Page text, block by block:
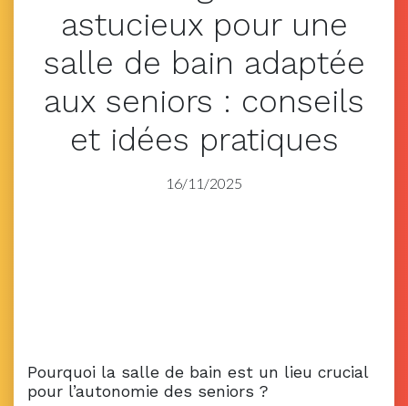
astucieux pour une
salle de bain adaptée
aux seniors : conseils
et idées pratiques
16/11/2025
Pourquoi la salle de bain est un lieu crucial
pour l’autonomie des seniors ?